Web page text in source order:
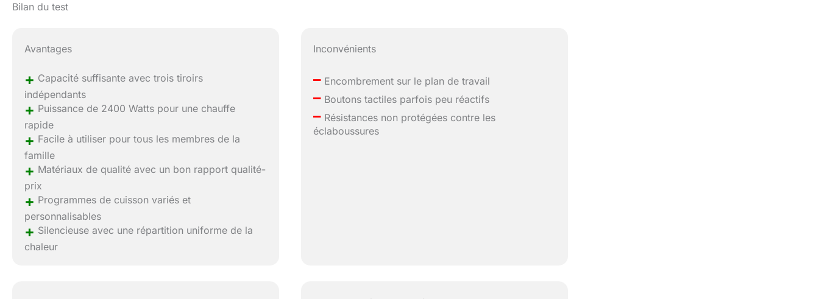
Bilan du test
Avantages
+ Capacité suffisante avec trois tiroirs
indépendants
+ Puissance de 2400 Watts pour une chauffe
rapide
+ Facile à utiliser pour tous les membres de la
famille
+ Matériaux de qualité avec un bon rapport qualité-
prix
+ Programmes de cuisson variés et
personnalisables
+ Silencieuse avec une répartition uniforme de la
chaleur
Inconvénients
– Encombrement sur le plan de travail
– Boutons tactiles parfois peu réactifs
– Résistances non protégées contre les
éclaboussures